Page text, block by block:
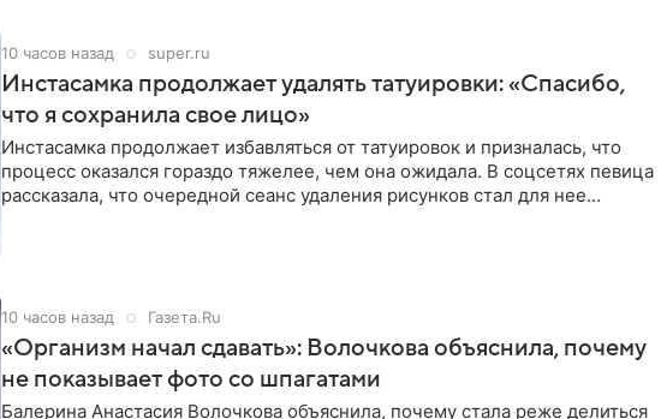
10 часов назад super.ru
Инстасамка продолжает удалять татуировки: «Спасибо,
что я сохранила свое лицо»
Инстасамка продолжает избавляться от татуировок и призналась, что
процесс оказался гораздо тяжелее, чем она ожидала. В соцсетях певица
рассказала, что очередной сеанс удаления рисунков стал для нее
10 часов назад Газета.Ru
«Организм начал сдавать»: Волочкова объяснила, почему
не показывает фото со шпагатами
Балерина Анастасия Волочкова объяснила, почему стала реже делиться